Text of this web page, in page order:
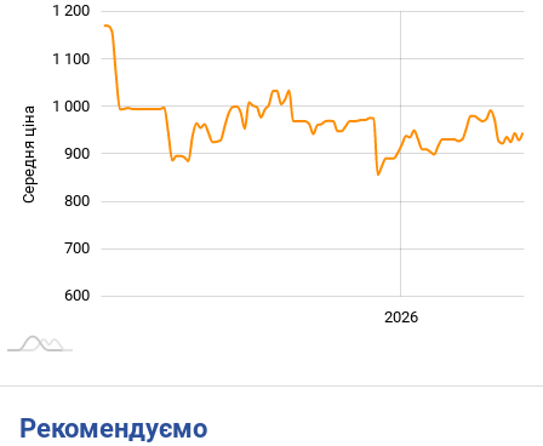
Середня ціна 1 000
600
700
800
900
1 000
1 100
1 200
2026
Рекомендуємо